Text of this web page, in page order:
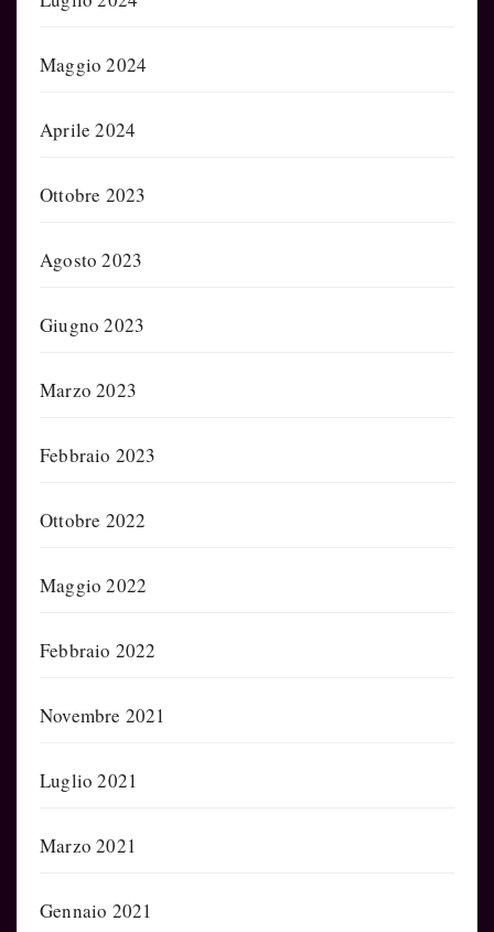
Maggio 2024
Aprile 2024
Ottobre 2023
Agosto 2023
Giugno 2023
Marzo 2023
Febbraio 2023
Ottobre 2022
Maggio 2022
Febbraio 2022
Novembre 2021
Luglio 2021
Marzo 2021
Gennaio 2021